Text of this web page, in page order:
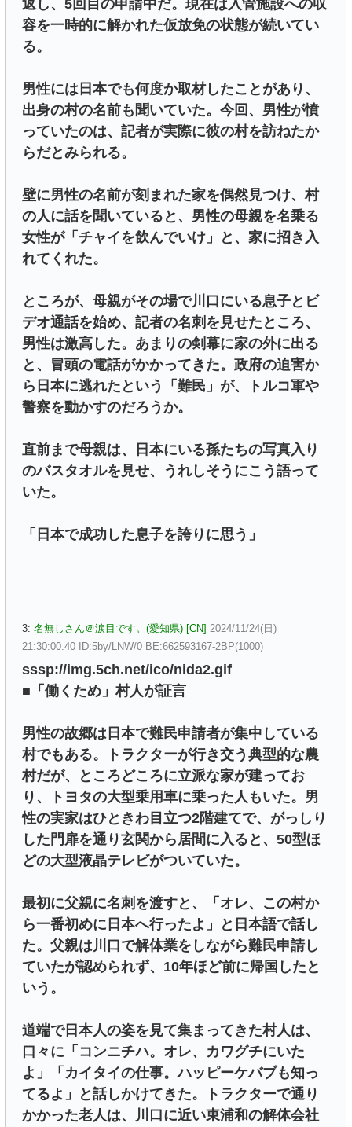
返し、5回目の申請中だ。現在は入管施設への収
容を一時的に解かれた仮放免の状態が続いてい
る。
男性には日本でも何度か取材したことがあり、
出身の村の名前も聞いていた。今回、男性が憤
っていたのは、記者が実際に彼の村を訪ねたか
らだとみられる。
壁に男性の名前が刻まれた家を偶然見つけ、村
の人に話を聞いていると、男性の母親を名乗る
女性が「チャイを飲んでいけ」と、家に招き入
れてくれた。
ところが、母親がその場で川口にいる息子とビ
デオ通話を始め、記者の名刺を見せたところ、
男性は激高した。あまりの剣幕に家の外に出る
と、冒頭の電話がかかってきた。政府の迫害か
ら日本に逃れたという「難民」が、トルコ軍や
警察を動かすのだろうか。
直前まで母親は、日本にいる孫たちの写真入り
のバスタオルを見せ、うれしそうにこう語って
いた。
「日本で成功した息子を誇りに思う」
3: 名無しさん＠涙目です。(愛知県) [CN] 2024/11/24(日)
21:30:00.40 ID:5by/LNW/0 BE:662593167-2BP(1000)
sssp://img.5ch.net/ico/nida2.gif
■「働くため」村人が証言
男性の故郷は日本で難民申請者が集中している
村でもある。トラクターが行き交う典型的な農
村だが、ところどころに立派な家が建ってお
り、トヨタの大型乗用車に乗った人もいた。男
性の実家はひときわ目立つ2階建てで、がっしり
した門扉を通り玄関から居間に入ると、50型ほ
どの大型液晶テレビがついていた。
最初に父親に名刺を渡すと、「オレ、この村か
ら一番初めに日本へ行ったよ」と日本語で話し
た。父親は川口で解体業をしながら難民申請し
ていたが認められず、10年ほど前に帰国したと
いう。
道端で日本人の姿を見て集まってきた村人は、
口々に「コンニチハ。オレ、カワグチにいた
よ」「カイタイの仕事。ハッピーケバブも知っ
てるよ」と話しかけてきた。トラクターで通り
かかった老人は、川口に近い東浦和の解体会社